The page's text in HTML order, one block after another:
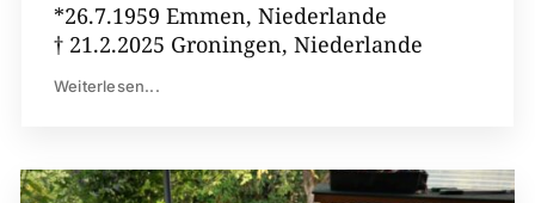
*26.7.1959 Emmen, Niederlande
† 21.2.2025 Groningen, Niederlande
Weiterlesen...